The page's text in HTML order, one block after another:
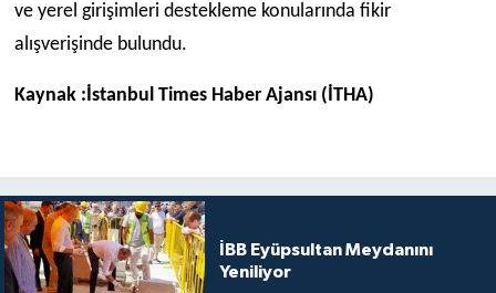
ve yerel girişimleri destekleme konularında fikir
alışverişinde bulundu.
Kaynak :İstanbul Times Haber Ajansı (İTHA)
İBB Eyüpsultan Meydanını
Yeniliyor